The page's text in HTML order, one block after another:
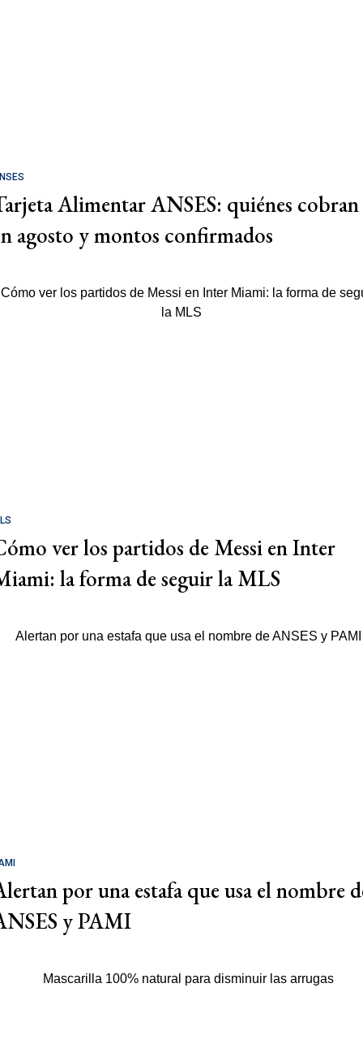
Alimentar ANSES: quiénes cobran
agosto y montos confirmados
ver los partidos de Messi en Inter
la forma de seguir la MLS
por una estafa que usa el nombre
y PAMI